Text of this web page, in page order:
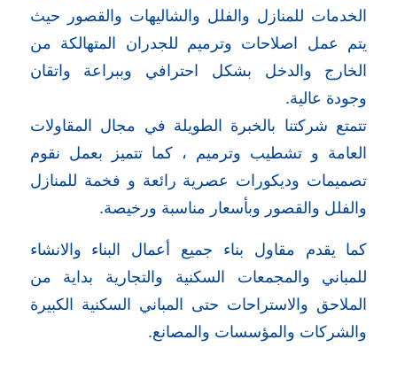
الخدمات للمنازل والفلل والشاليهات والقصور حيث
يتم عمل اصلاحات وترميم للجدران المتهالكة من
الخارج والدخل بشكل احترافي وببراعة واتقان
وجودة عالية.
تتمتع شركتنا بالخبرة الطويلة في مجال المقاولات
العامة و تشطيب وترميم ، كما تتميز بعمل نقوم
تصميمات وديكورات عصرية رائعة و فخمة للمنازل
والفلل والقصور وبأسعار مناسبة ورخيصة.
كما يقدم مقاول بناء جميع أعمال البناء والانشاء
للمباني والمجمعات السكنية والتجارية بداية من
الملاحق والاستراحات حتى المباني السكنية الكبيرة
والشركات والمؤسسات والمصانع.